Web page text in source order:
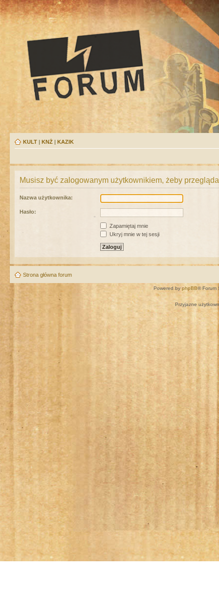
KULT | KNŻ | KAZIK
Musisz być zalogowanym użytkownikiem, żeby
Nazwa użytkownika:
Hasło:
Zapamiętaj mnie
Ukryj mnie w tej sesji
Strona główna forum
Powered by phpBB® Forum
Przyjazne